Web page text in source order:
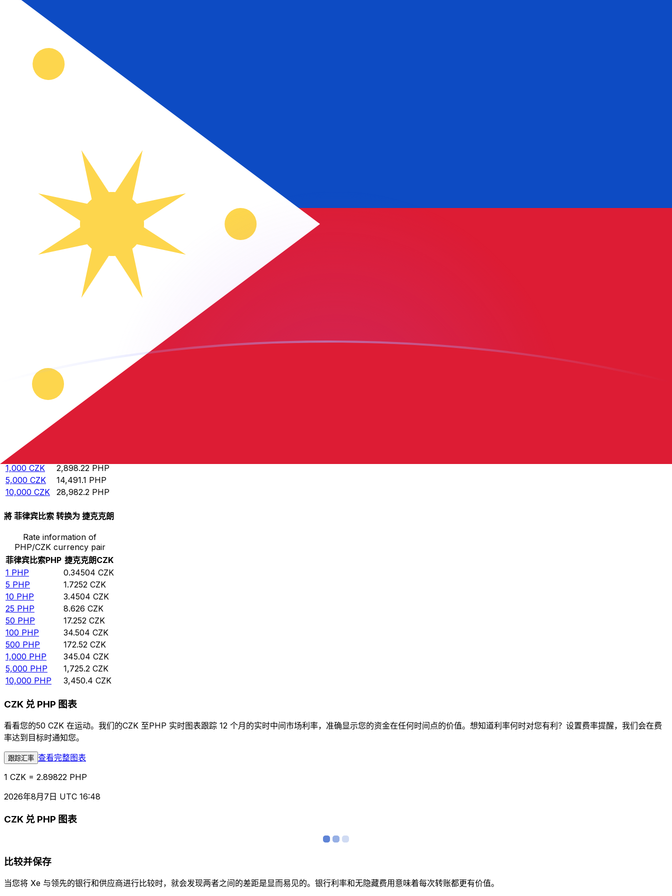
PHP 菲律宾比索
我们可以提供比竞争对手更优惠的汇率。
我仅的仅仅器会使用中期市仅仅率。仅仅供参考。您仅款仅不会仅得此仅率。
仅看仅款仅率。
您知道可以通过 Xe 向国外汇款吗？
捷克克朗CZK 菲律宾比索
2.89822
PHP
14.4911
PHP
28.9822
72.4554
CZK
500
1,000 CZK 2,898.22 PHP
5,000 CZK 14,491.1 PHP
10,000 CZK 28,982.2 PHP
將 菲律宾比索 转换为 捷克克朗
Rate information of
PHP/CZK currency pair
菲律宾比索PHP 捷克克朗CZK
1 PHP 0.34504 CZK
5 PHP 1.7252 CZK
10 PHP 3.4504 CZK
25 PHP 8.626 CZK
50 PHP 17.252 CZK
100 PHP 34.504 CZK
500 PHP 172.52 CZK
1,000 PHP 345.04 CZK
5,000 PHP 1,725.2 CZK
10,000 PHP 3,450.4 CZK
CZK 兑 PHP 图表
看看您的50 CZK 在运动。我们的CZK 至PHP 实时图表跟踪 12 个月的实时中间市场利率，准确显示您的资金在任何时间点的价值。想知道利率何时对您有利？设置费率提醒，我们会在费
率达到目标时通知您。
跟踪汇率 查看完整图表
1 CZK = 2.89822 PHP
2026年8月7日 UTC 16:48
CZK 兑 PHP 图表
比较并保存
当您将 Xe 与领先的银行和供应商进行比较时，就会发现两者之间的差距是显而易见的。银行利率和无隐藏费用意味着每次转账都更有价值。